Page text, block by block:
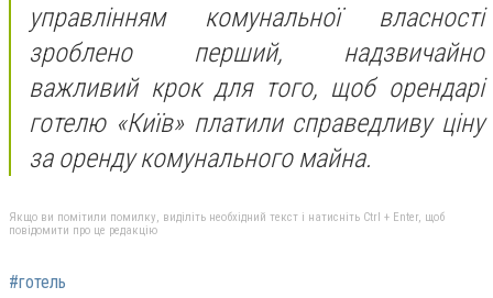
управлінням комунальної власності
зроблено перший, надзвичайно
важливий крок для того, щоб орендарі
готелю «Київ» платили справедливу ціну
за оренду комунального майна.
Якщо ви помітили помилку, виділіть необхідний текст і натисніть Ctrl + Enter, щоб
повідомити про це редакцію
#готель